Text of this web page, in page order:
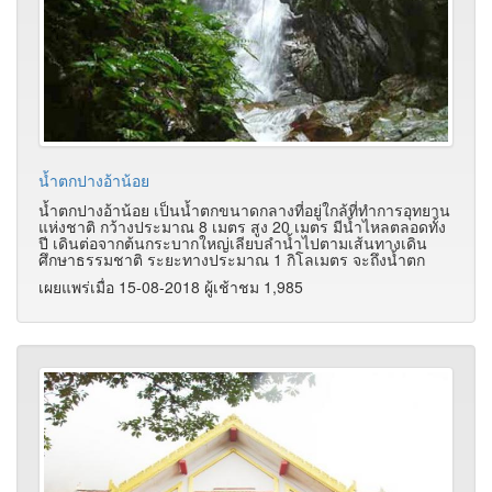
น้ำตกปางอ้าน้อย
น้ำตกปางอ้าน้อย เป็นน้ำตกขนาดกลางที่อยู่ใกล้ที่ทำการอุทยาน
แห่งชาติ กว้างประมาณ 8 เมตร สูง 20 เมตร มีน้ำไหลตลอดทั้ง
ปี เดินต่อจากต้นกระบากใหญ่เลียบลำน้ำไปตามเส้นทางเดิน
ศึกษาธรรมชาติ ระยะทางประมาณ 1 กิโลเมตร จะถึงน้ำตก
เผยแพร่เมื่อ 15-08-2018 ผู้เช้าชม 1,985